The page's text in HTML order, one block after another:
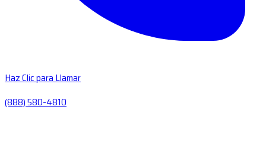
Haz Clic para Llamar
(888) 580-4810